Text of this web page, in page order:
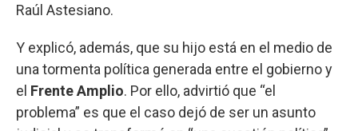
Raúl Astesiano.
Y explicó, además, que su hijo está en el medio de
una tormenta política generada entre el gobierno y
el Frente Amplio. Por ello, advirtió que “el
problema” es que el caso dejó de ser un asunto